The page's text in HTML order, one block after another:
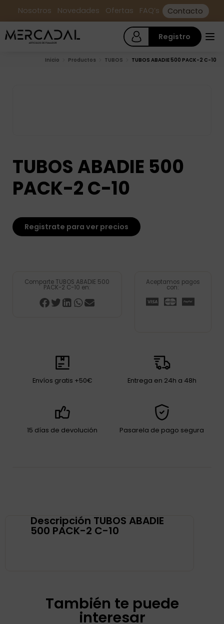
Nosotros Novedades Ofertas FAQ’s Contacto
Registro
Inicio Productos TUBOS TUBOS ABADIE 500 PACK-2 C-10
TUBOS ABADIE 500
PACK-2 C-10
Registrate para ver precios
Comparte TUBOS ABADIE 500
PACK-2 C-10 en:
Aceptamos pagos
con:
Envíos gratis +50€ Entrega en 24h a 48h
15 días de devolución Pasarela de pago segura
Descripción TUBOS ABADIE
500 PACK-2 C-10
También te puede
interesar